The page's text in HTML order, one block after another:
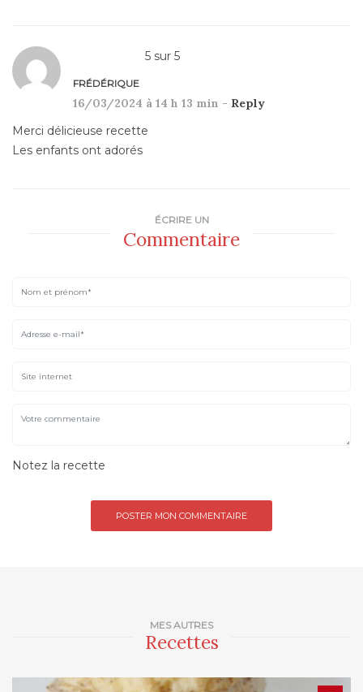
MES AUTRES
Recettes
5 sur 5
FRÉDÉRIQUE
16/03/2024 à 14 h 13 min - Reply
Merci délicieuse recette
Les enfants ont adorés
ÉCRIRE UN
Commentaire
Notez la recette